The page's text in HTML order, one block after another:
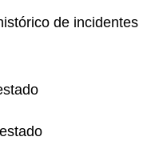
de incidentes